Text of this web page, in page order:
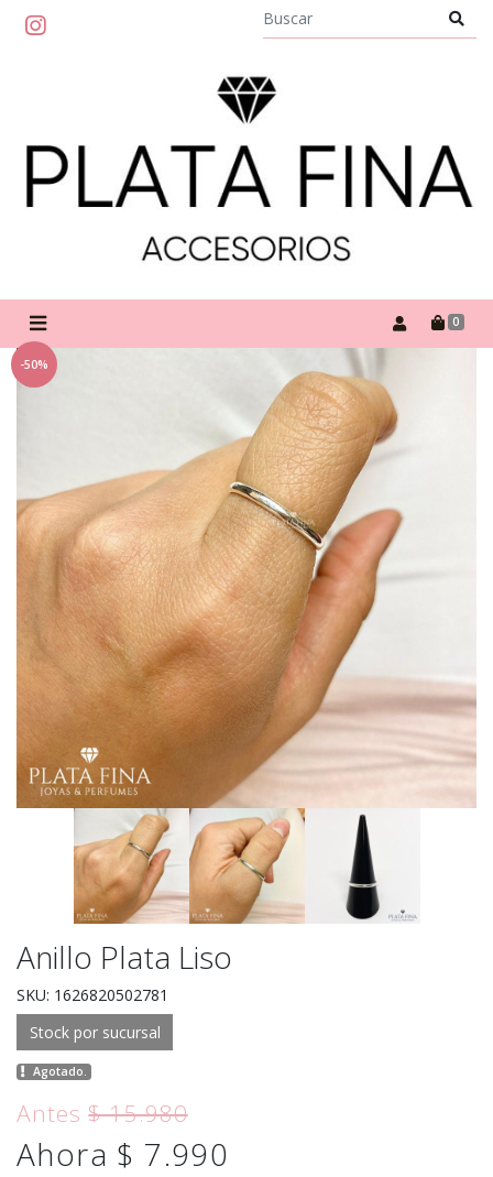
0
-50%
Anillo Plata Liso
SKU: 1626820502781
Stock por sucursal
Agotado.
Antes$ 15.980
Ahora $ 7.990